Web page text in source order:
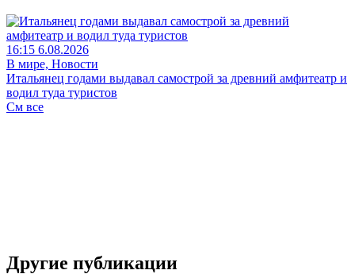
16:15 6.08.2026
В мире, Новости
Итальянец годами выдавал самострой за древний амфитеатр и
водил туда туристов
См все
Другие публикации